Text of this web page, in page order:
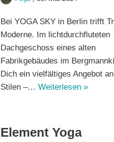
Bei YOGA SKY in Berlin trifft
Moderne. Im lichtdurchfluteten
Dachgeschoss eines alten
Fabrikgebäudes im
Dich ein vielfältiges Angebot
Stilen –… Weiterlesen »
Element Yoga